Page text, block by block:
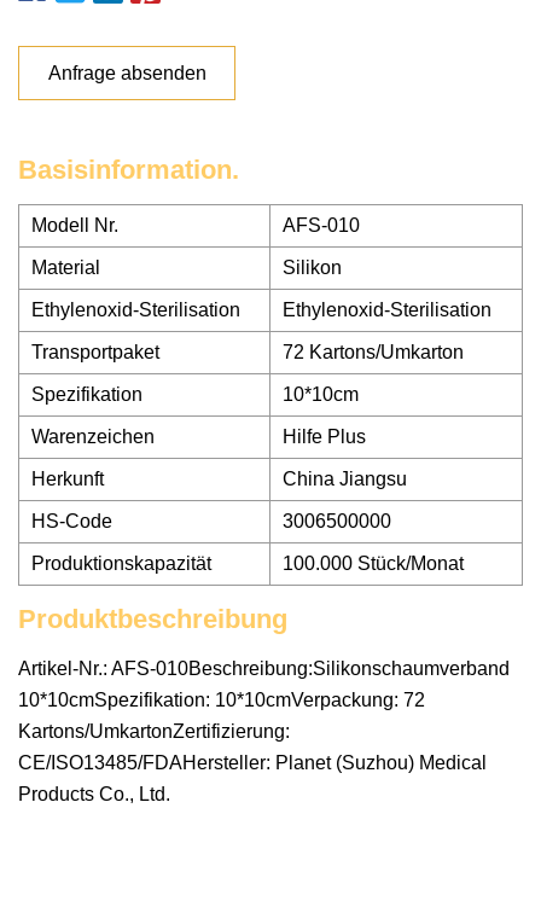
Anfrage absenden
Basisinformation.
Modell Nr. AFS-010
Material Silikon
Ethylenoxid-Sterilisation Ethylenoxid-Sterilisation
Transportpaket 72 Kartons/Umkarton
Spezifikation 10*10cm
Warenzeichen Hilfe Plus
Herkunft China Jiangsu
HS-Code 3006500000
Produktionskapazität 100.000 Stück/Monat
Produktbeschreibung
Artikel-Nr.: AFS-010Beschreibung:Silikonschaumverband
10*10cmSpezifikation: 10*10cmVerpackung: 72
Kartons/UmkartonZertifizierung:
CE/ISO13485/FDAHersteller: Planet (Suzhou) Medical
Products Co., Ltd.